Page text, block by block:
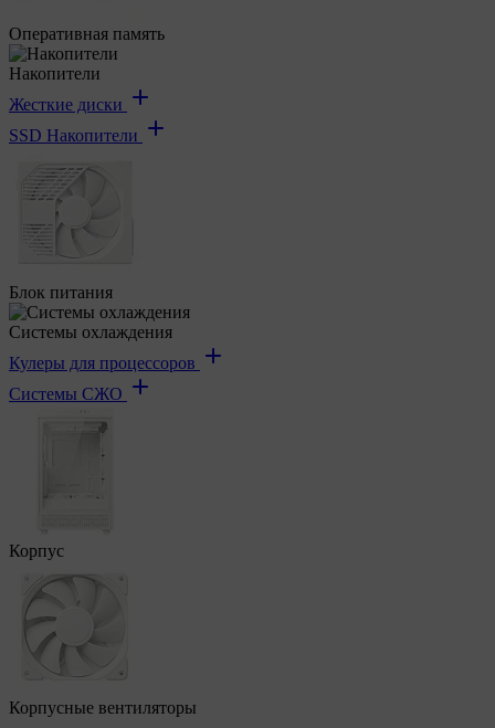
Оперативная память
Накопители
Жесткие диски
SSD Накопители
Блок питания
Системы охлаждения
Кулеры для процессоров
Системы СЖО
Корпус
Корпусные вентиляторы